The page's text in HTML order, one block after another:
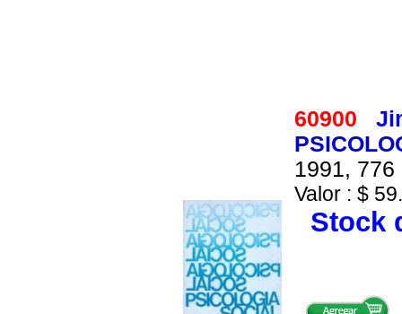
60900
1991,
Valor : $
Stock